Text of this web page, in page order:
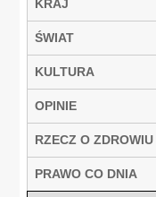
KRAJ
ŚWIAT
KULTURA
OPINIE
RZECZ O ZDROWIU
PRAWO CO DNIA